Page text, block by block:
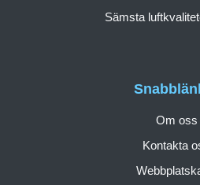
Om oss
Kontakta
Sämsta